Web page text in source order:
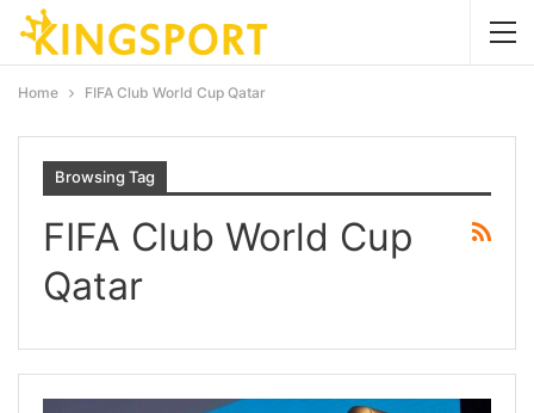
Home FIFA Club World Cup Qatar
Browsing Tag
FIFA Club World Cup
Qatar